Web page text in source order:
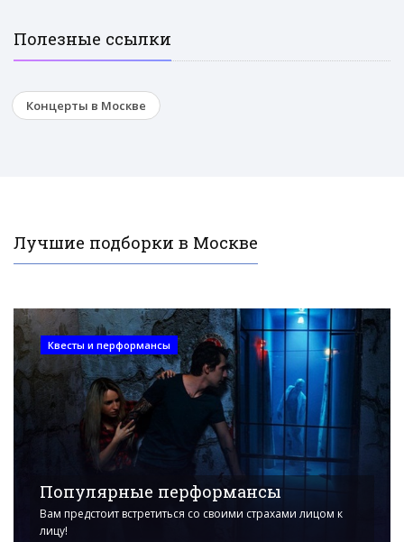
Полезные ссылки
Концерты в Москве
Лучшие подборки в Москве
Квесты и перформансы
Популярные перформансы
Вам предстоит встретиться со своими страхами лицом к
лицу!